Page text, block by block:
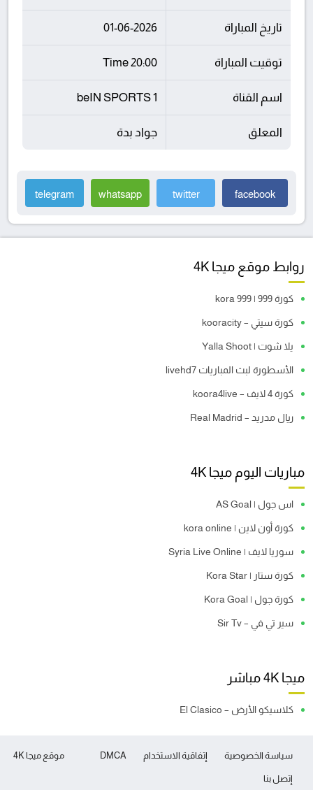
تاريخ المباراة 01-06-2026
توقيت المباراة 20:00 Time
اسم القناة beIN SPORTS 1
المعلق جواد بدة
facebook
twitter
whatsapp
telegram
روابط موقع ميجا 4K
كورة 999 | kora 999
كورة سيتي – kooracity
يلا شوت | Yalla Shoot
الأسطورة لبث المباريات livehd7
كورة 4 لايف – koora4live
ريال مدريد – Real Madrid
مباريات اليوم ميجا 4K
اس جول | AS Goal
كورة أون لاين | kora online
سوريا لايف | Syria Live Online
كورة ستار | Kora Star
كورة جول | Kora Goal
سير تي في – Sir Tv
ميجا 4K مباشر
كلاسيكو الأرض – El Clasico
موقع ميجا 4K سياسة الخصوصية إتفاقية الاستخدام DMCA
إتصل بنا